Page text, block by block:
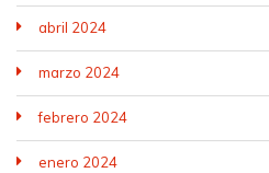
abril 2024
marzo 2024
febrero 2024
enero 2024